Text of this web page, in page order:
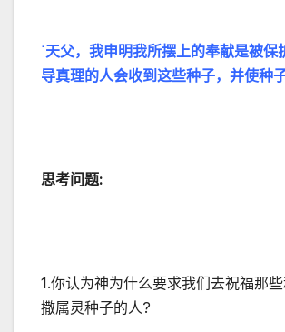
˙天父，我申明我所摆上的奉献是被保
导真理的人会收到这些种子，并使种子
思考问题:
1.你认为神为什么要求我们去祝福那
撒属灵种子的人?